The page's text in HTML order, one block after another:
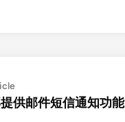
Previous
article:
供邮件短信通知功能